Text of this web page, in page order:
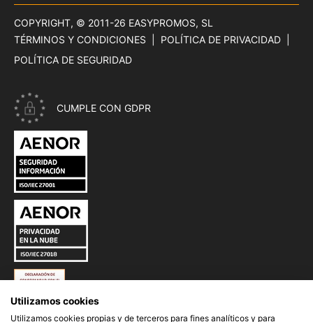
COPYRIGHT, © 2011-26 EASYPROMOS, SL
TÉRMINOS Y CONDICIONES
POLÍTICA DE PRIVACIDAD
POLÍTICA DE SEGURIDAD
CUMPLE CON GDPR
CERTIFICADO ISO 27001 - SEGURIDAD INFORMACIÓN DE
CERTIFICADO ISO 27018 - PRIVACIDAD EN LA NUBE DE
ESQUEMA NACIONAL DE SEGURIDAD (ENS) DE EASYPROMOS
Utilizamos cookies
Utilizamos cookies propias y de terceros para fines analíticos y para